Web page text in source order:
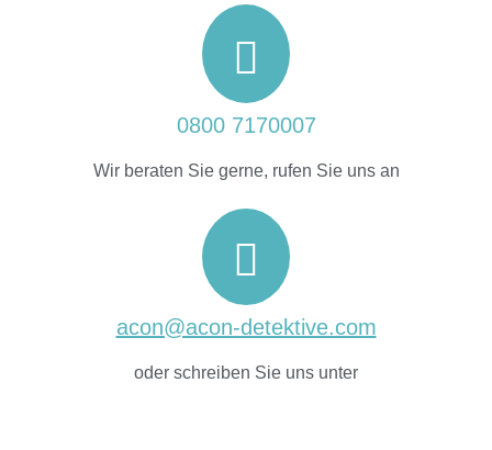
0800 7170007
Wir beraten Sie gerne, rufen Sie uns an
acon@acon-detektive.com
oder schreiben Sie uns unter